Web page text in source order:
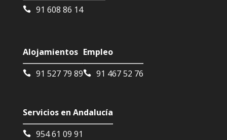
91 608 86 14
Alojamientos
91 527 79 89
Empleo
91 467 52 76
Servicios en Andalucía
954 61 09 91